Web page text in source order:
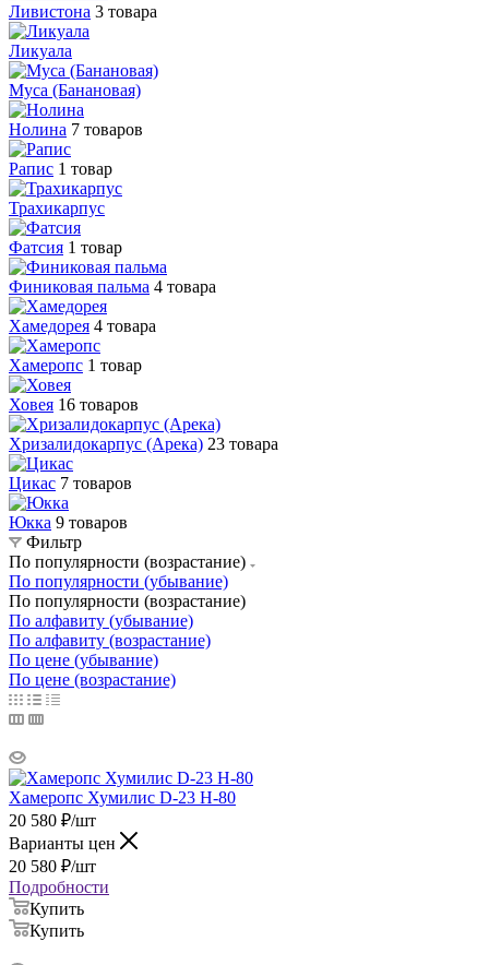
Ливистона 3 товара
Ликуала
Муса (Банановая)
Нолина 7 товаров
Рапис 1 товар
Трахикарпус
Фатсия 1 товар
Финиковая пальма 4 товара
Хамедорея 4 товара
Хамеропс 1 товар
Ховея 16 товаров
Хризалидокарпус (Арека) 23 товара
Цикас 7 товаров
Юкка 9 товаров
Фильтр
По популярности (возрастание)
По популярности (убывание)
По популярности (возрастание)
По алфавиту (убывание)
По алфавиту (возрастание)
По цене (убывание)
По цене (возрастание)
Хамеропс Хумилис D-23 H-80
20 580 ₽/шт
Варианты цен
20 580 ₽/шт
Подробности
Купить
Купить